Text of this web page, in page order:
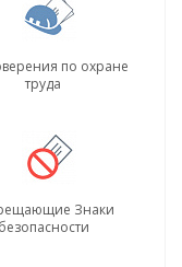
по охране
труда
Знаки
безопасности